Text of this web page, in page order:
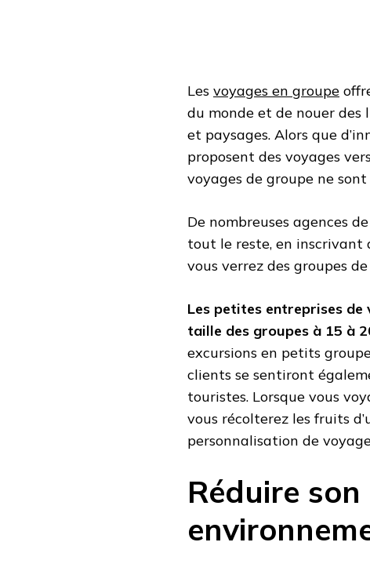
Les voyages en groupe
du monde et de nouer des
et paysages. Alors que
proposent des voyages
voyages de groupe ne
De nombreuses agences
tout le reste, en inscrivant
vous verrez des groupes
Les petites entreprises
taille des groupes à 15 à
excursions en petits
clients se sentiront
touristes. Lorsque vous
vous récolterez les fruits
personnalisation de
Réduire